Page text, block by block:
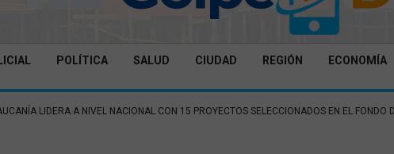
POLÍTICA SALUD CIUDAD REGIÓN ECONOMÍA
LIDERA A NIVEL NACIONAL CON 15 PROYECTOS SELECCIONADOS EN EL FONDO